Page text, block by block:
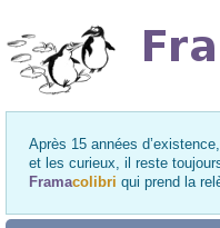
Après 15 années
et les curieux, il reste
Framacolibri qui prend la